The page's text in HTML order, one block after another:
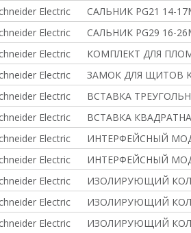
Electric САЛЬНИК PG21 14-
Electric САЛЬНИК PG29 16-
Electric КОМПЛЕКТ ДЛЯ
Electric ЗАМОК ДЛЯ ЩИТОВ
Electric ВСТАВКА
Electric ВСТАВКА
Electric ИНТЕРФЕЙСНЫЙ
Electric ИНТЕРФЕЙСНЫЙ
Electric ИЗОЛИРУЮЩИЙ
Electric ИЗОЛИРУЮЩИЙ
Electric ИЗОЛИРУЮЩИЙ